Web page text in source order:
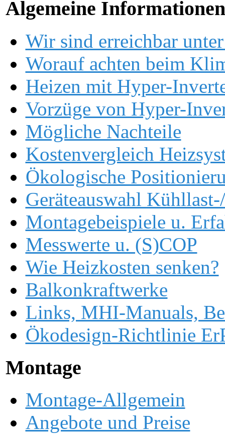
Algemeine Informationen
Wir sind erreichbar
Worauf achten beim
Heizen mit Hyper-
Vorzüge von Hyper-
Mögliche Nachteile
Kostenvergleich
Ökologische
Geräteauswahl
Montagebeispiele u.
Messwerte u. (S)COP
Wie Heizkosten senken?
Balkonkraftwerke
Links, MHI-Manuals,
Ökodesign-Richtlinie
Montage
Montage-Allgemein
Angebote und Preise